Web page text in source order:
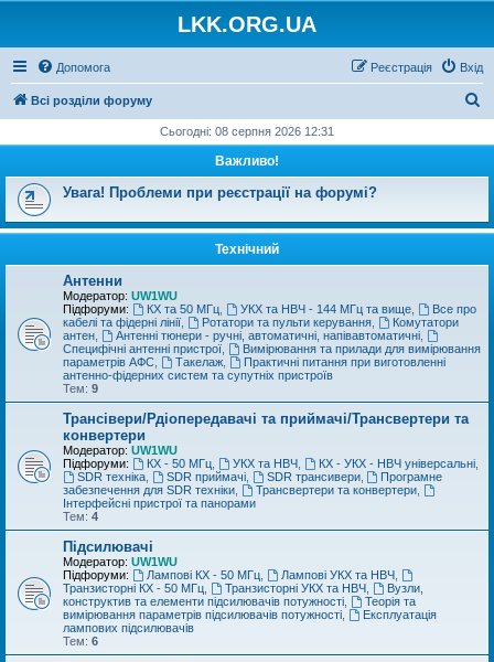
LKK.ORG.UA
Допомога Вхід
Реєстрація
Всі розділи форуму
у
Сьогодні: 08 серпня 2026 12:31
Важливо!
Увага! Проблеми при реєстрації на форумі?
Технічний
Антенни
Модератор: UW1WU
Підфоруми:
КХ та 50 МГц, УКХ та НВЧ - 144 МГц та вище,
Все про
кабелі та фідерні лінії
Ротатори та пульти керування,
Комутатори
антен
Антенні тюнери - ручні, автоматичні, напівавтоматичні,
Специфічні антенні пристрої
Вимірювання та прилади для вимірювання
параметрів АФС
Такелаж,
Практичні питання при виготовленні
антенно-фідерних систем та супутніх пристроїв
Тем: 9
Трансівери/Рдіопередавачі та приймачі/Трансвертери та
конвертери
Модератор: UW1WU
Підфоруми:
КХ - 50 МГц, УКХ та НВЧ, КХ - УКХ - НВЧ універсальні,
SDR техніка, SDR приймачі, SDR трансивери,
Програмне
забезпечення для SDR техніки
Трансвертери та конвертери,
Інтерфейсні пристрої та панорами
Тем: 4
Підсилювачі
Модератор: UW1WU
Підфоруми:
Лампові КХ - 50 МГц, Лампові УКХ та НВЧ,
Транзисторні КХ - 50 МГц
Транзисторні УКХ та НВЧ,
Вузли,
конструктив та елементи підсилювачів потужності
Теорія та
вимірювання параметрів підсилювачів потужності
Експлуатація
лампових підсилювачів
Тем: 6